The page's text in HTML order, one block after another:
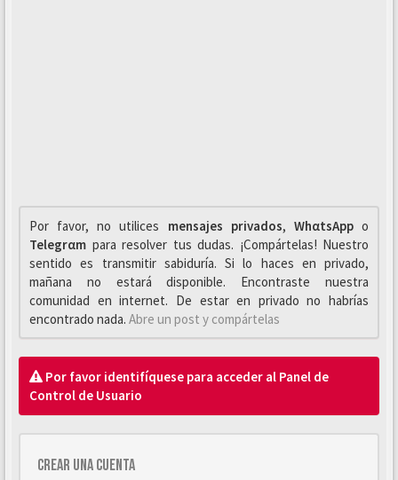
Por favor, no utilices mensajes privados, WhαtsAppo
Telegrαm para resolver tus dudas. ¡Compártelas! Nuestro
sentido es transmitir sabiduría. Si lo haces en privado,
mañana no estará disponible. Encontraste nuestra
comunidad en internet. De estar en privado no habrías
encontrado nada. Abre un post y compártelas
Por favor identifíquese para acceder al Panel de
Control de Usuario
Crear una cuenta